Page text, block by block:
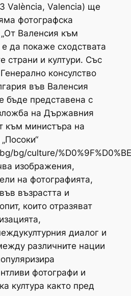
València, Valencia) ще
фотографска
Валенсия към
е да покаже сходствата
страни и култури. Със
консулство
във Валенсия
бъде представена с
на Държавния
към министъра на
bg/culture/
изображения,
на фотографията,
възрастта и
които отразяват
диалог и
различните нации
фотографи и
култура както пред